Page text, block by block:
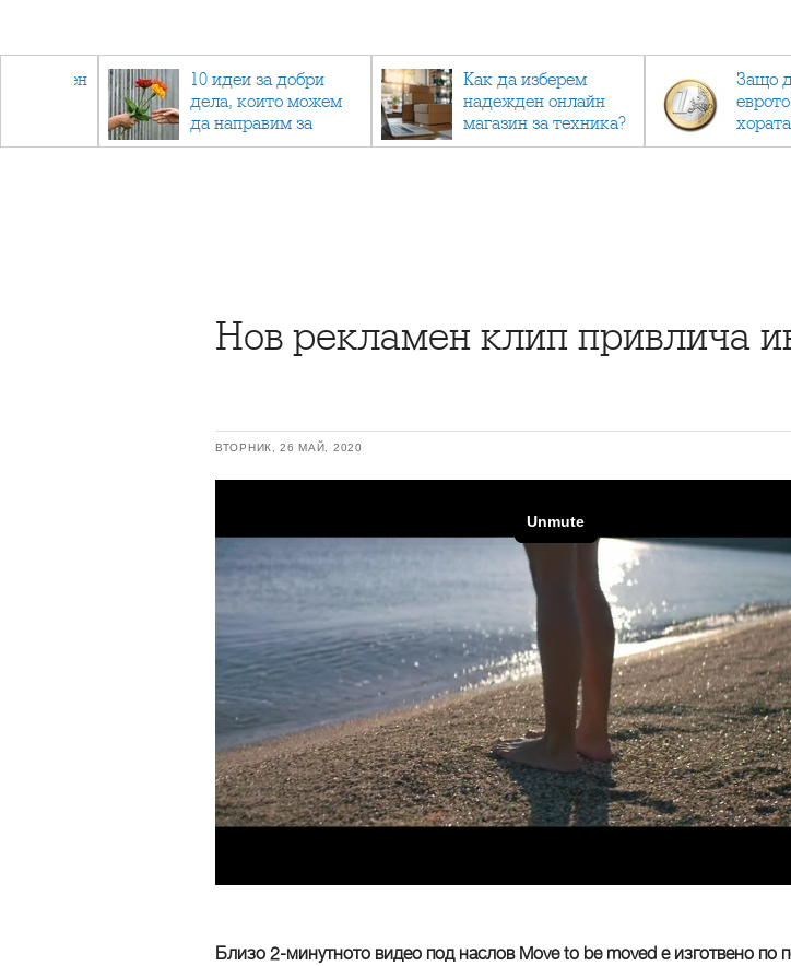
- намален
10 идеи за добри
дела, които можем
да направим за
напълно непознат
Как да изберем
надежден онлайн
магазин за техника?
Защо
Нов рекламен клип привлича
ВТОРНИК, 26 МАЙ, 2020
Близо 2-минутното видео под наслов Move to be moved е изготвено по